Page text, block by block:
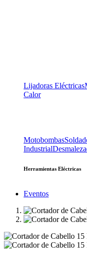
Lijadoras Eléctricas
Calor
Motobombas
Industrial
Herramientas Eléctricas
Eventos